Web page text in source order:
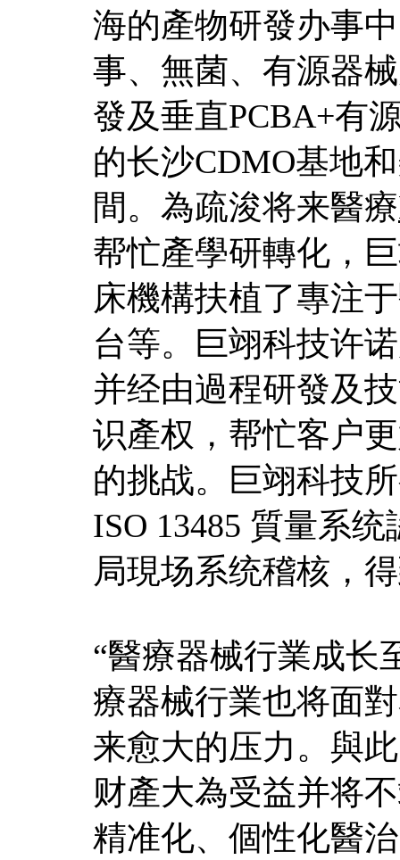
海的產物研發办事
事、無菌、有源器
發及垂直PCBA+有
的长沙CDMO基地
間。為疏浚将来醫療
帮忙產學研轉化，
床機構扶植了專注
台等。巨翊科技许
并经由過程研發及
识產权，帮忙客户
的挑战。巨翊科技
ISO 13485 質量系
局現场系统稽核，
“醫療器械行業成长
療器械行業也将面
来愈大的压力。與
财產大為受益并将
精准化、個性化醫